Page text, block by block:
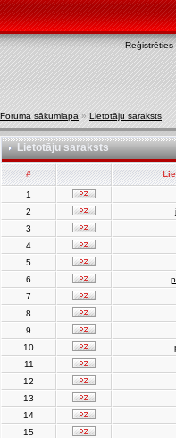
Reģistrēties
Foruma sākumlapa » Lietotāju saraksts
Lietotāju saraksts
#
1
2
3
4
5
6
7
8
9
10
11
12
13
14
15